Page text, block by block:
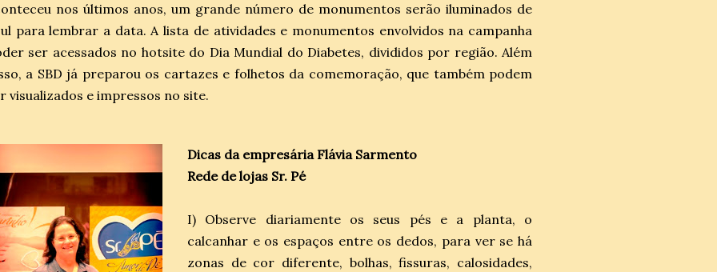
nos últimos anos, um grande número de monumentos serão iluminados de
para lembrar a data. A lista de atividades e monumentos envolvidos na campanha
ser acessados no hotsite do Dia Mundial do Diabetes, divididos por região. Além
a SBD já preparou os cartazes e folhetos da comemoração, que também podem
visualizados e impressos no site.
Dicas da empresária Flávia Sarmento
Rede de lojas Sr. Pé
I) Observe diariamente os seus pés e a planta, o
calcanhar e os espaços entre os dedos, para ver se há
zonas de cor diferente, bolhas, fissuras, calosidades,